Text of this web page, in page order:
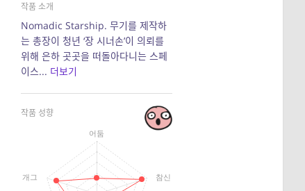
작품 소개
Nomadic Starship. 무기를 제작하
는 총장이 청년 ‘장 시너손’이 의뢰를
위해 은하 곳곳을 떠돌아다니는 스페
이스... 더보기
작품 성향
어둠
참신
개그